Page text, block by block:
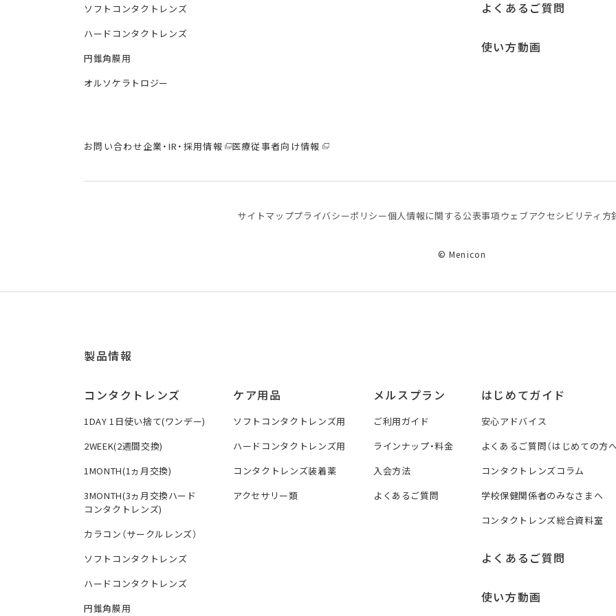
ソフトコンタクトレンズ
ハードコンタクトレンズ
円錐角膜用
オルソケラトロジー
よくあるご質問
使い方動画
お問い合わせ企業・IR・採用情報 医療従事者向け情報
サイトマッププライバシーポリシー個⼈情報に関する公表事項 ウェブアクセシビリティ方
© Menicon
製品情報
コンタクトレンズ
1DAY 1日使い捨て(ワンデー)
2WEEK(2週間交換)
1MONTH(1ヵ月交換)
3MONTH(3ヵ月交換ハード
コンタクトレンズ)
カラコン（サークルレンズ）
ソフトコンタクトレンズ
ハードコンタクトレンズ
円錐角膜用
ケア用品
ソフトコンタクトレンズ用
ハードコンタクトレンズ用
コンタクトレンズ装着薬
アクセサリー類
メルスプラン
ご利用ガイド
ラインナップ・料金
入会方法
よくあるご質問
はじめてガイド
安心アドバイス
よくあるご質問（はじめての方へ
コンタクトレンズコラム
学校保健関係者のみなさまへ
コンタクトレンズ総合資料室
よくあるご質問
使い方動画